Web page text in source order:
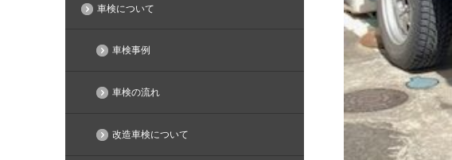
車検について
車検事例
車検の流れ
改造車検について